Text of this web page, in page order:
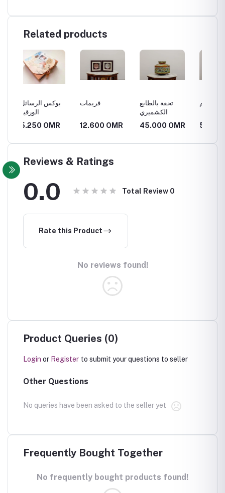
Related products
فريمات
12.600 OMR
تحفة بالطابع
45.000 OMR
صينيه للتقديم
5.250 OMR
Reviews & Ratings
0.0 Total Review 0
Rate this Product
No reviews found!
Product Queries (0)
Login or Register to submit your questions to seller
Other Questions
No queries have been asked to the seller yet
Frequently Bought Together
No frequently bought products found!